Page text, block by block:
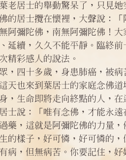
老居士的舉動驚呆了，只見
的居士攬在懷裡，大聲說：
阿彌陀佛，南無阿彌陀佛！
延續，久久不能平靜。臨終
精彩感人的說法。
，四十多歲，身患肺癌，被
天也來到葉居士的家庭念佛
，生命即將走向終點的人，
士說：「唯有念佛，才能永
藥，這就是阿彌陀佛的力量
的樣子，好可憐，好可憐的
病，但無病苦。你要記住，